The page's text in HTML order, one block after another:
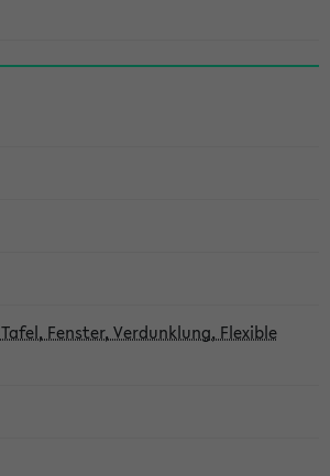
Fenster, Verdunklung, Flexible